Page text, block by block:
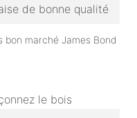
de bonne qualité
le bois